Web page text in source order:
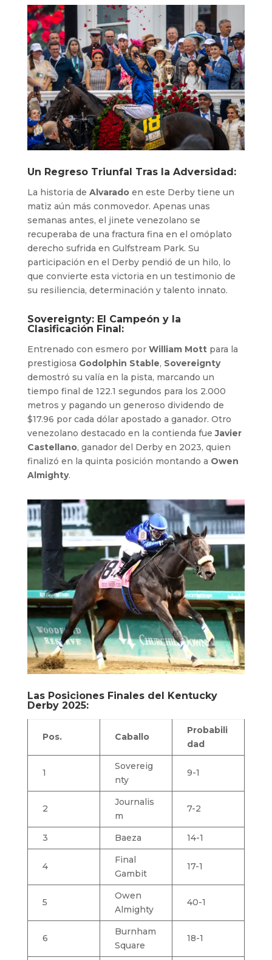
Un Regreso Triunfal Tras la Adversidad:
La historia de Alvaradoen este Derby tiene un
matiz aún más conmovedor. Apenas unas
semanas antes, el jinete venezolano se
recuperaba de una fractura fina en el omóplato
derecho sufrida en Gulfstream Park. Su
participación en el Derby pendió de un hilo, lo
que convierte esta victoria en un testimonio de
su resiliencia, determinación y talento innato.
Sovereignty: El Campeón y la
Clasificación Final:
Entrenado con esmero por William Mottpara la
prestigiosa Godolphin Stable, Sovereignty
demostró su valía en la pista, marcando un
tiempo final de 122.1 segundos para los 2.000
metros y pagando un generoso dividendo de
$17.96 por cada dólar apostado a ganador. Otro
venezolano destacado en la contienda fueJavier
Castellano, ganador del Derby en 2023, quien
finalizó en la quinta posición montando a Owen
Almighty.
Las Posiciones Finales del Kentucky
Derby 2025:
Pos. Caballo
Probabili
dad
1
Sovereig
nty
9-1
2
Journalis
m
7-2
3 Baeza 14-1
4
Final
Gambit
17-1
5
Owen
Almighty
40-1
6
Burnham
Square
18-1